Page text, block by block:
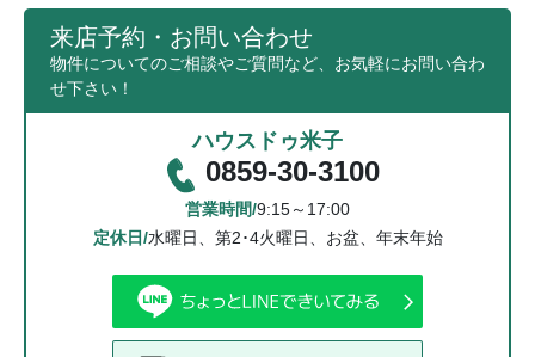
来店予約・お問い合わせ
物件についてのご相談やご質問など、お気軽にお問い合わ
せ下さい！
ハウスドゥ米子
0859-30-3100
営業時間/9:15～17:00
定休日/水曜日、第2･4火曜日、お盆、年末年始